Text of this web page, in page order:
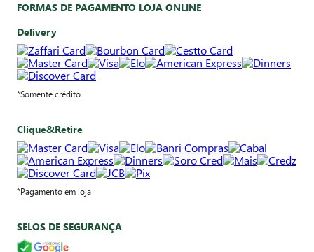
FORMAS DE PAGAMENTO LOJA ONLINE
Delivery
*Somente crédito
Clique&Retire
*Pagamento em loja
SELOS DE SEGURANÇA